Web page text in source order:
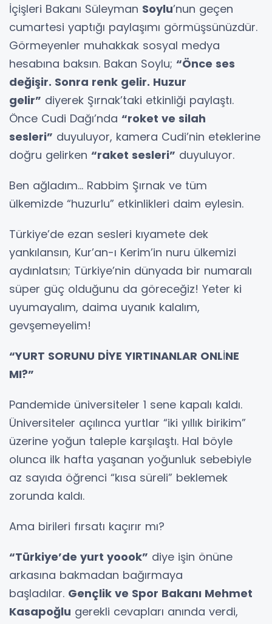
İçişleri Bakanı Süleyman Soylu’nun geçen
cumartesi yaptığı paylaşımı görmüşsünüzdür.
Görmeyenler muhakkak sosyal medya
hesabına baksın. Bakan Soylu; “Önce ses
değişir. Sonra renk gelir. Huzur
gelir” diyerek Şırnak’taki etkinliği paylaştı.
Önce Cudi Dağı’nda “roket ve silah
sesleri” duyuluyor, kamera Cudi’nin eteklerine
doğru gelirken “raket sesleri” duyuluyor.
Ben ağladım… Rabbim Şırnak ve tüm
ülkemizde “huzurlu” etkinlikleri daim eylesin.
Türkiye’de ezan sesleri kıyamete dek
yankılansın, Kur’an-ı Kerim’in nuru ülkemizi
aydınlatsın; Türkiye’nin dünyada bir numaralı
süper güç olduğunu da göreceğiz! Yeter ki
uyumayalım, daima uyanık kalalım,
gevşemeyelim!
“YURT SORUNU DİYE YIRTINANLAR ONLİNE
MI?”
Pandemide üniversiteler 1 sene kapalı kaldı.
Üniversiteler açılınca yurtlar “iki yıllık birikim”
üzerine yoğun taleple karşılaştı. Hal böyle
olunca ilk hafta yaşanan yoğunluk sebebiyle
az sayıda öğrenci “kısa süreli” beklemek
zorunda kaldı.
Ama birileri fırsatı kaçırır mı?
“Türkiye’de yurt yoook” diye işin önüne
arkasına bakmadan bağırmaya
başladılar. Gençlik ve Spor Bakanı Mehmet
Kasapoğlu gerekli cevapları anında verdi,